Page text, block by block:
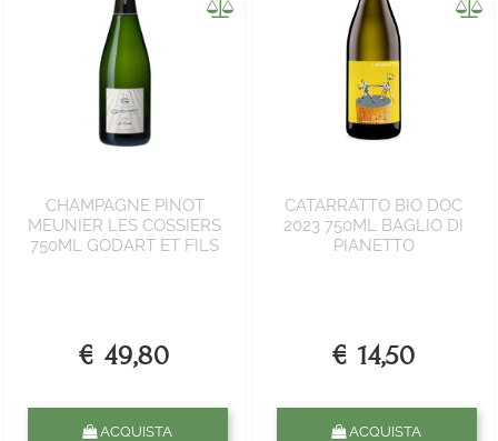
CHAMPAGNE PINOT
MEUNIER LES COSSIERS
750ML GODART ET FILS
€ 49,80
ACQUISTA
CATARRATTO BIO DOC
2023 750ML BAGLIO DI
PIANETTO
€ 14,50
ACQUISTA